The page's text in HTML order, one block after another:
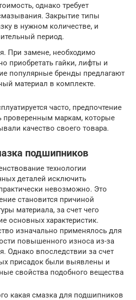
однако требует
Закрытие типы
в нужном количестве, и
период.
При замене, необходимо
приобретать гайки, лифты и
популярные бренды предлагают
материал в комплекте.
часто, предпочтение
проверенным маркам, которые
качество своего товара.
подшипников
технологии
деталей исключить
невозможно. Это
становится причиной
материала, за счет чего
основных характеристик.
изначально применялось для
повышенного износа из-за
Однако впоследствии за счет
присадок были выявлены и
свойства подобного вещества
какая смазка для подшипников